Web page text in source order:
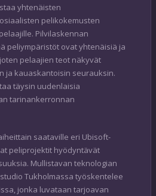
yhtenäisten
pelikokemusten
Pilvilaskennan
peliympäristöt ovat yhtenäisiä ja
pelaajien teot näkyvät
ja kauaskantoisin seurauksin.
täysin uudenlaisia
tarinankerronnan
saataville eri Ubisoft-
peliprojektit hyödyntävät
Mullistavan teknologian
Tukholmassa työskentelee
jonka luvataan tarjoavan